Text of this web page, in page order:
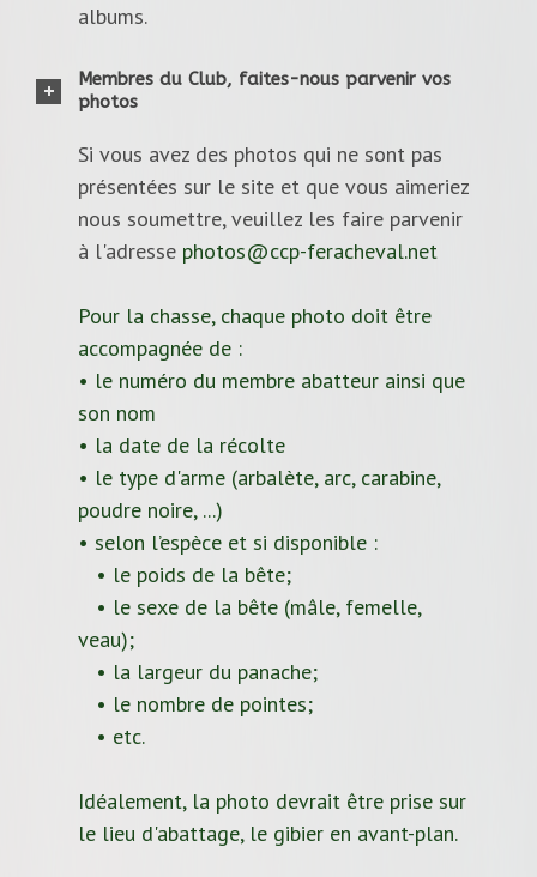
albums.
Membres du Club, faites-nous parvenir vos
photos
Si vous avez des photos qui ne sont pas
présentées sur le site et que vous aimeriez
nous soumettre, veuillez les faire parvenir
à l'adresse photos@ccp-feracheval.net
Pour la chasse, chaque photo doit être
accompagnée de :
• le numéro du membre abatteur ainsi que
son nom
• la date de la récolte
• le type d'arme (arbalète, arc, carabine,
poudre noire, ...)
• selon l’espèce et si disponible :
• le poids de la bête;
• le sexe de la bête (mâle, femelle,
veau);
• la largeur du panache;
• le nombre de pointes;
• etc.
Idéalement, la photo devrait être prise sur
le lieu d'abattage, le gibier en avant-plan.